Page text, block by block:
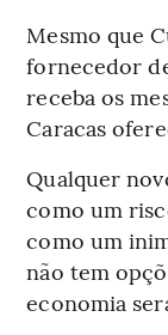
Mesmo que
fornecedor
receba os
Caracas
Qualquer
como um
como um
não tem
economia